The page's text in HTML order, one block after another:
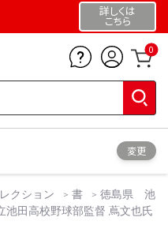
詳しくは
こちら
0
変更
クション 書
徳島県 池
田高校野球部監督 蔦文也氏